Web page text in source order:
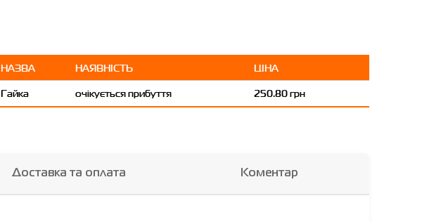
НАЗВА НАЯВНІСТЬ
ЦІНА
Гайка очікується прибуття 250.80 грн
Доставка та оплата Коментар